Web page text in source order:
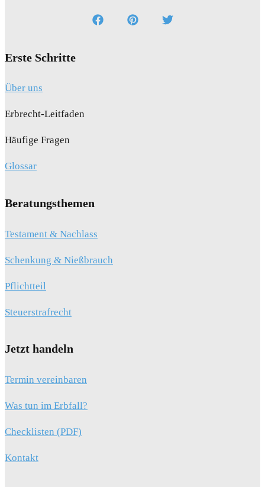
Erste Schritte
Über uns
Erbrecht-Leitfaden
Häufige Fragen
Glossar
Beratungsthemen
Testament & Nachlass
Schenkung & Nießbrauch
Pflichtteil
Steuerstrafrecht
Jetzt handeln
Termin vereinbaren
Was tun im Erbfall?
Checklisten (PDF)
Kontakt